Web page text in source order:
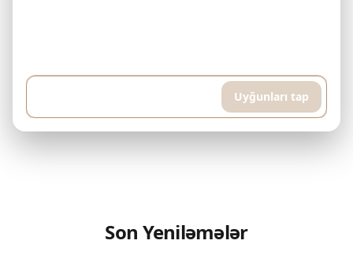
Uyğunları tap
Son Yeniləmələr